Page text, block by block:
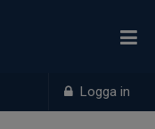
Logga in